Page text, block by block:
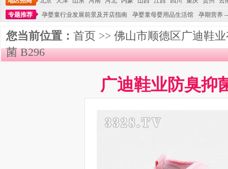
专题推荐
孕婴童行业发展前景及开店指南 孕婴童母婴用品生活馆 孕期营养
您当前位置： 首页 >> 佛山市顺德区广迪鞋
菌 B296
广迪鞋业防臭抑